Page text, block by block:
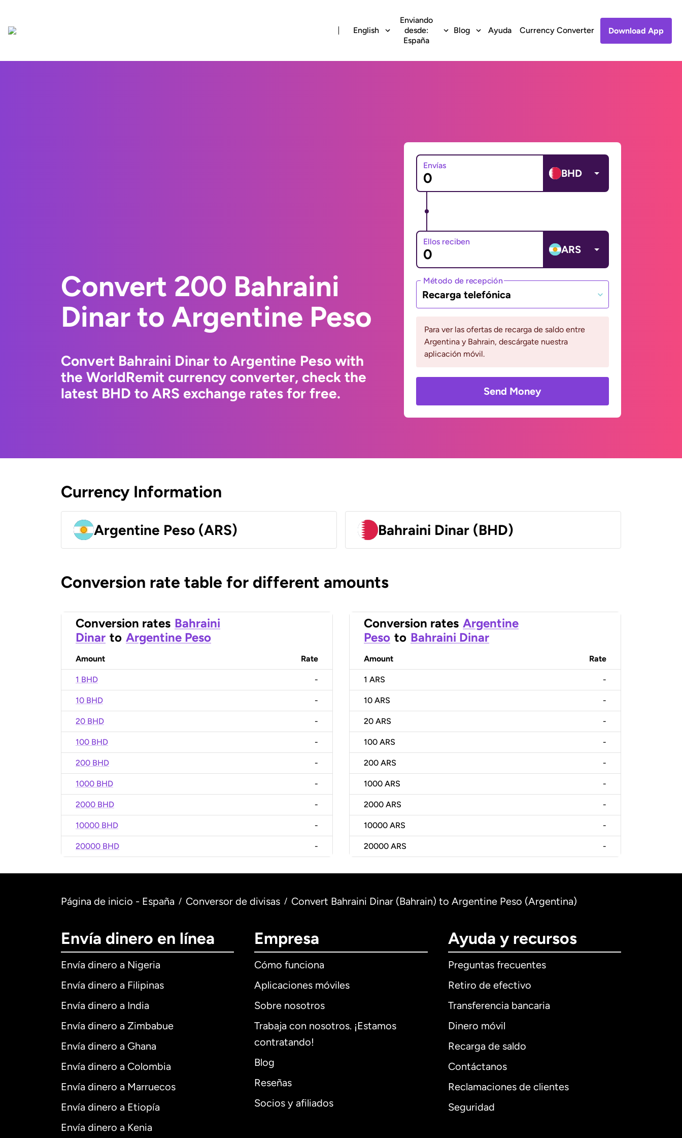
English
Enviando
desde:
España
Blog Ayuda Currency Converter Download App
Convert 200 Bahraini
Dinar to Argentine Peso
Convert Bahraini Dinar to Argentine Peso with
the WorldRemit currency converter, check the
latest BHD to ARS exchange rates for free.
Envías
BHD
Ellos reciben
ARS
Método de recepción
Recarga telefónica
Para ver las ofertas de recarga de saldo entre
Argentina y Bahrain, descárgate nuestra
aplicación móvil.
Send Money
Currency Information
Argentine Peso (ARS) Bahraini Dinar (BHD)
Conversion rate table for different amounts
Conversion rates Bahraini
Dinar to Argentine Peso
Amount Rate
1 BHD -
10 BHD -
20 BHD -
100 BHD -
200 BHD -
1000 BHD -
2000 BHD -
10000 BHD -
20000 BHD -
Conversion rates Argentine
Peso to Bahraini Dinar
Amount Rate
1 ARS -
10 ARS -
20 ARS -
100 ARS -
200 ARS -
1000 ARS -
2000 ARS -
10000 ARS -
20000 ARS -
Página de inicio - España / Conversor de divisas / Convert Bahraini Dinar (Bahrain) to Argentine Peso (Argentina)
Envía dinero en línea
Envía dinero a Nigeria
Envía dinero a Filipinas
Envía dinero a India
Envía dinero a Zimbabue
Envía dinero a Ghana
Envía dinero a Colombia
Envía dinero a Marruecos
Envía dinero a Etiopía
Envía dinero a Kenia
Empresa
Cómo funciona
Aplicaciones móviles
Sobre nosotros
Trabaja con nosotros. ¡Estamos
contratando!
Blog
Reseñas
Socios y afiliados
Ayuda y recursos
Preguntas frecuentes
Retiro de efectivo
Transferencia bancaria
Dinero móvil
Recarga de saldo
Contáctanos
Reclamaciones de clientes
Seguridad